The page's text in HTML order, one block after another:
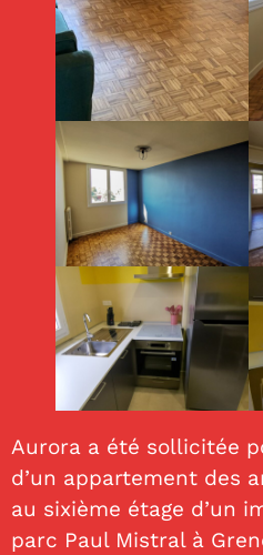
Aurora a été sollicitée
d’un appartement des
au sixième étage d’un
parc Paul Mistral à